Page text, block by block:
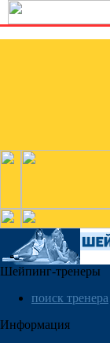
Шейпинг-тренеры
поиск тренера
Информация